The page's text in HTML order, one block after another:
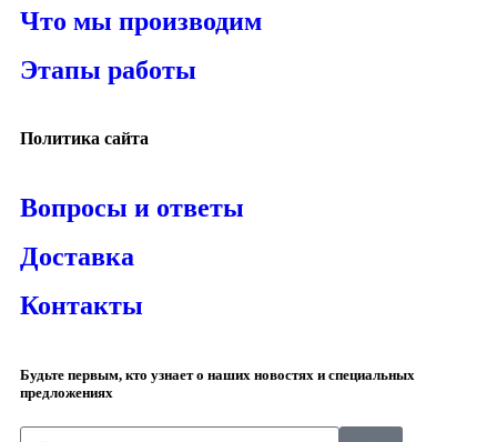
Что мы производим
Этапы работы
Политика сайта
Вопросы и ответы
Доставка
Контакты
Будьте первым, кто узнает о наших новостях и специальных
предложениях